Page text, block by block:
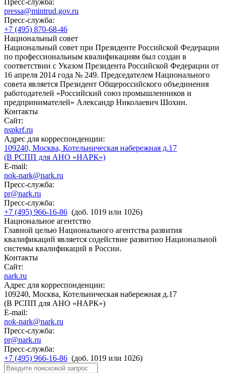
Пресс-служба:
pressa@mintrud.gov.ru
Пресс-служба:
+7 (495) 870-68-46
Национальный совет
Национальный совет при Президенте Российской Федерации
по профессиональным квалификациям был создан в
соответствии с Указом Президента Российской Федерации от
16 апреля 2014 года № 249. Председателем Национального
совета является Президент Общероссийского объединения
работодателей «Российский союз промышленников и
предпринимателей» Александр Николаевич Шохин.
Контакты
Сайт:
nspkrf.ru
Адрес для корреспонденции:
109240, Москва, Котельническая набережная д.17
(В РСПП для АНО «НАРК»)
E-mail:
nok-nark@nark.ru
Пресс-служба:
pr@nark.ru
Пресс-служба:
+7 (495) 966-16-86 (доб. 1019 или 1026)
Национальное агентство
Главной целью Национального агентства развития
квалификаций является содействие развитию Национальной
системы квалификаций в России.
Контакты
Сайт:
nark.ru
Адрес для корреспонденции:
109240, Москва, Котельническая набережная д.17
(В РСПП для АНО «НАРК»)
E-mail:
nok-nark@nark.ru
Пресс-служба:
pr@nark.ru
Пресс-служба:
+7 (495) 966-16-86 (доб. 1019 или 1026)